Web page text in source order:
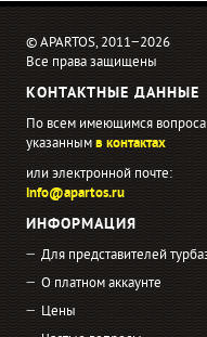
© APARTOS, 2011−2026
Все права защищены
КОНТАКТНЫЕ ДАННЫЕ
По всем имеющимся
указаннымв контактах
или электронной почте:
info@apartos.ru
ИНФОРМАЦИЯ
Для представителей
О платном аккаунте
Цены